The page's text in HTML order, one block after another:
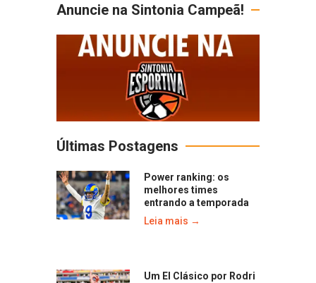
Anuncie na Sintonia Campeã!
Últimas Postagens
Power ranking: os
melhores times
entrando a temporada
Leia mais →
Um El Clásico por Rodri